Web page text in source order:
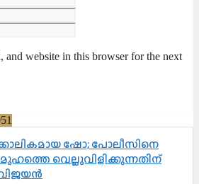
and website in this browser for the next
ഷോ; പോലീസിനെ
വെല്ലുവിളിക്കുന്നതിന്
പി വിജയൻ